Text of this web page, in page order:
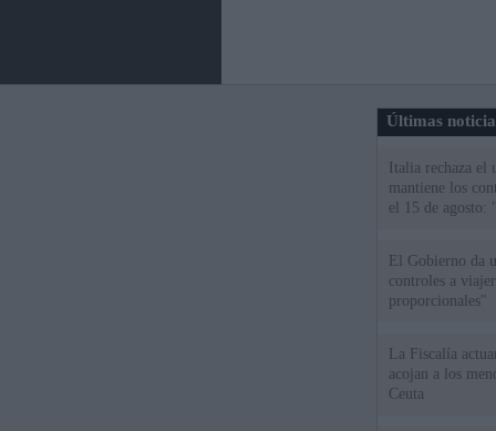
Últimas
Italia rechaza
mantiene los
el 15 de agosto:
El Gobierno da
controles a
proporcionales"
La Fiscalía
acojan a los
Ceuta